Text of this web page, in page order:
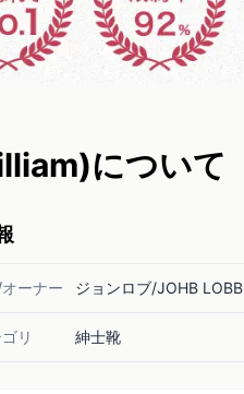
について
ーナー ジョンロブ/JOHB LOBB
リ 紳士靴